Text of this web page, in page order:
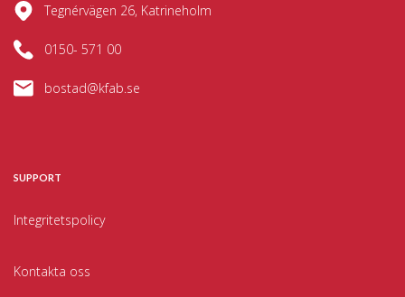
Tegnérvägen 26, Katrineholm
0150- 571 00
bostad@kfab.se
SUPPORT
Integritetspolicy
Kontakta oss